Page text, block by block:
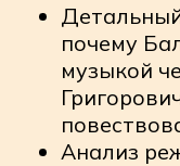
Театр
Вместо сухой